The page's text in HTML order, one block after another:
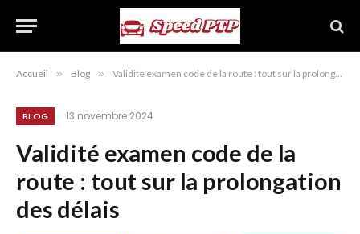
Accueil » Blog » Validité examen code de la route : tout sur la prolongation des délais
BLOG 13 novembre 2024
Validité examen code de la
route : tout sur la prolongation
des délais